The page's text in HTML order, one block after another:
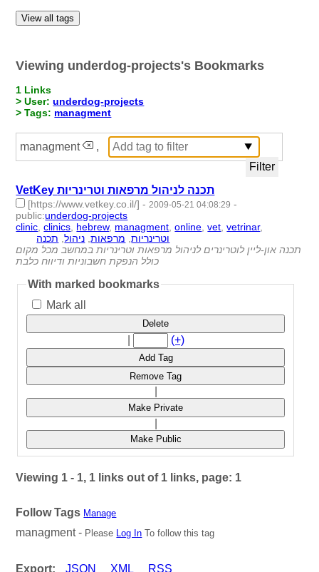
View all tags
Viewing underdog-projects's Bookmarks
1 Links
> User:underdog-projects
> Tags: managment
managment ,
VetKey תכנה לניהול מרפאות וטרינריות
[https://www.vetkey.co.il/] - 2009-05-21 04:08:29 -
public:underdog-projects
clinic ,clinics hebrew, managment ,online ,vet ,vetrinar,
וטרינריות, מרפאות, ניהול, תכנה
תכנה און-ליין לוטרינרים לניהול מרפאות וטרינריות במחשב מכל מקום
כולל הנפקת חשבוניות ודיווח כלבת
With marked bookmarks
Mark all
Delete
(+)
Add Tag
Remove Tag
Make Private
Make Public
Viewing 1 - 1, 1 links out of 1 links, page: 1
Follow Tags Manage
managment - Please Log In To follow this tag
Export: JSON XML RSS